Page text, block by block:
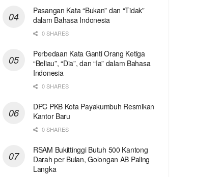
Pasangan Kata “Bukan” dan “Tidak”
dalam Bahasa Indonesia
0 SHARES
Perbedaan Kata Ganti Orang Ketiga
“Beliau”, “Dia”, dan “Ia” dalam Bahasa
Indonesia
0 SHARES
DPC PKB Kota Payakumbuh Resmikan
Kantor Baru
0 SHARES
RSAM Bukittinggi Butuh 500 Kantong
Darah per Bulan, Golongan AB Paling
Langka